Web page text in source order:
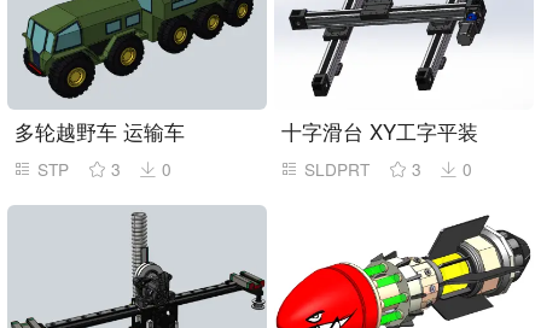
多轮越野车 运输车
STP 3 0
十字滑台 XY工字平装
SLDPRT 3 0